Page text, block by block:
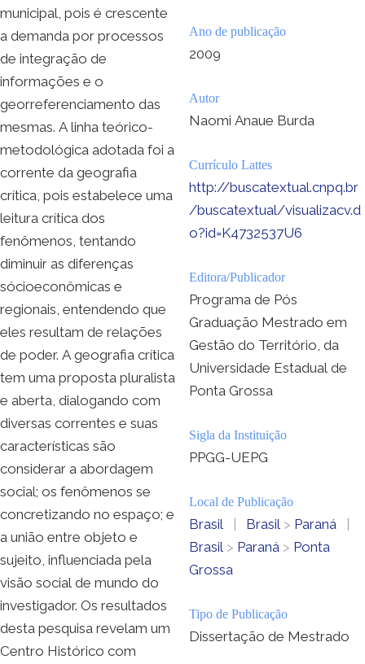
municipal, pois é crescente
a demanda por processos
de integração de
informações e o
georreferenciamento das
mesmas. A linha teórico-
metodológica adotada foi a
corrente da geografia
crítica, pois estabelece uma
leitura crítica dos
fenômenos, tentando
diminuir as diferenças
sócioeconômicas e
regionais, entendendo que
eles resultam de relações
de poder. A geografia crítica
tem uma proposta pluralista
e aberta, dialogando com
diversas correntes e suas
características são
considerar a abordagem
social; os fenômenos se
concretizando no espaço; e
a união entre objeto e
sujeito, influenciada pela
visão social de mundo do
investigador. Os resultados
desta pesquisa revelam um
Centro Histórico com
Ano de publicação
2009
Autor
Naomi Anaue Burda
Currículo Lattes
http://buscatextual.cnpq.br
/buscatextual/visualizacv.d
o?id=K4732537U6
Editora/Publicador
Programa de Pós
Graduação Mestrado em
Gestão do Território, da
Universidade Estadual de
Ponta Grossa
Sigla da Instituição
PPGG-UEPG
Local de Publicação
Brasil | Brasil > Paraná
|
Brasil > Paraná > Ponta
Grossa
Tipo de Publicação
Dissertação de Mestrado